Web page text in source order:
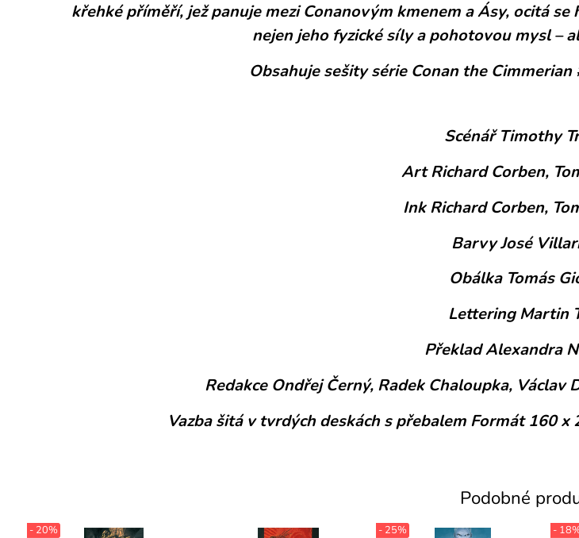
křehké příměří, jež panuje mezi Conanovým kmenem a Ásy, ocitá
nejen jeho fyzické síly a pohotovou mysl –
Obsahuje sešity série Conan the
Scénář Timothy
Art Richard Corben,
Ink Richard Corben,
Barvy José
Obálka Tomás
Lettering Martin
Překlad Alexandra
Redakce Ondřej Černý, Radek Chaloupka,
Vazba šitá v tvrdých deskách s přebalem Formát 160
Podobné
- 20% - 25% -